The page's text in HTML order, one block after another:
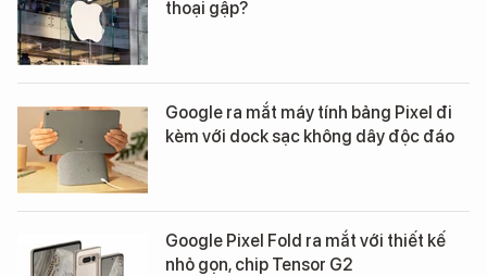
thoại gập?
Google ra mắt máy tính bảng Pixel đi
kèm với dock sạc không dây độc đáo
Google Pixel Fold ra mắt với thiết kế
nhỏ gọn, chip Tensor G2